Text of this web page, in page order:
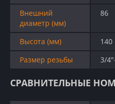
Внешний
диаметр (мм)
86
Высота (мм)
140
Размер резьбы
3/
СРАВНИТЕЛЬНЫЕ